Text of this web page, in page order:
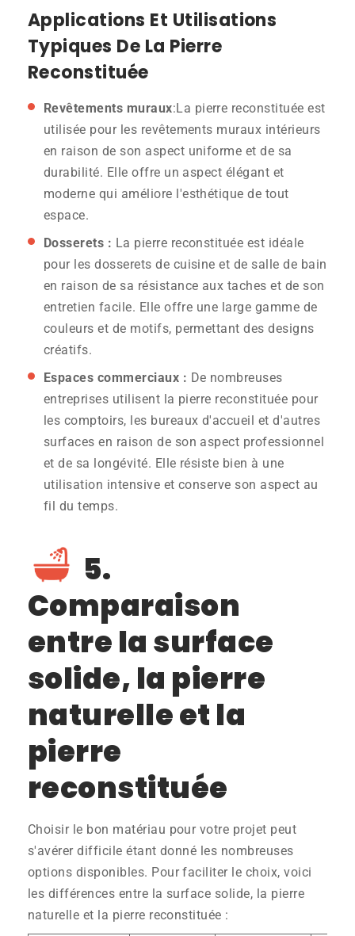
Applications Et Utilisations
Typiques De La Pierre
Reconstituée
Revêtements muraux:La pierre reconstituée est
utilisée pour les revêtements muraux intérieurs
en raison de son aspect uniforme et de sa
durabilité. Elle offre un aspect élégant et
moderne qui améliore l'esthétique de tout
espace.
Dosserets : La pierre reconstituée est idéale
pour les dosserets de cuisine et de salle de bain
en raison de sa résistance aux taches et de son
entretien facile. Elle offre une large gamme de
couleurs et de motifs, permettant des designs
créatifs.
Espaces commerciaux : De nombreuses
entreprises utilisent la pierre reconstituée pour
les comptoirs, les bureaux d'accueil et d'autres
surfaces en raison de son aspect professionnel
et de sa longévité. Elle résiste bien à une
utilisation intensive et conserve son aspect au
fil du temps.
5.
Comparaison
entre la surface
solide, la pierre
naturelle et la
pierre
reconstituée
Choisir le bon matériau pour votre projet peut
s'avérer difficile étant donné les nombreuses
options disponibles. Pour faciliter le choix, voici
les différences entre la surface solide, la pierre
naturelle et la pierre reconstituée :